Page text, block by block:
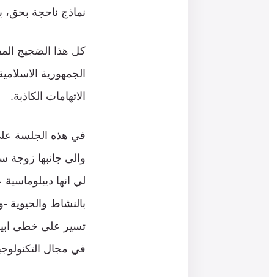
نماذج ناحجة بحق،
كل هذا الضجيج
الجمهورية
الاتهامات الكاذبة.
في هذه الجلسة
والى جانبها زوجة
لي انها
بالنشاط والحيوية
تسير على خطى
في مجال